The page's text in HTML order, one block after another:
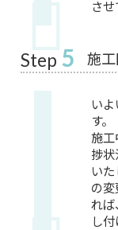
さ
Step 5 施
い
す。
施
捗
い
の
れ
し